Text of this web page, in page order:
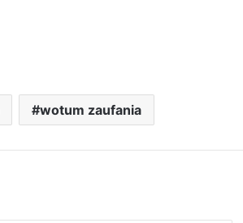
wotum zaufania